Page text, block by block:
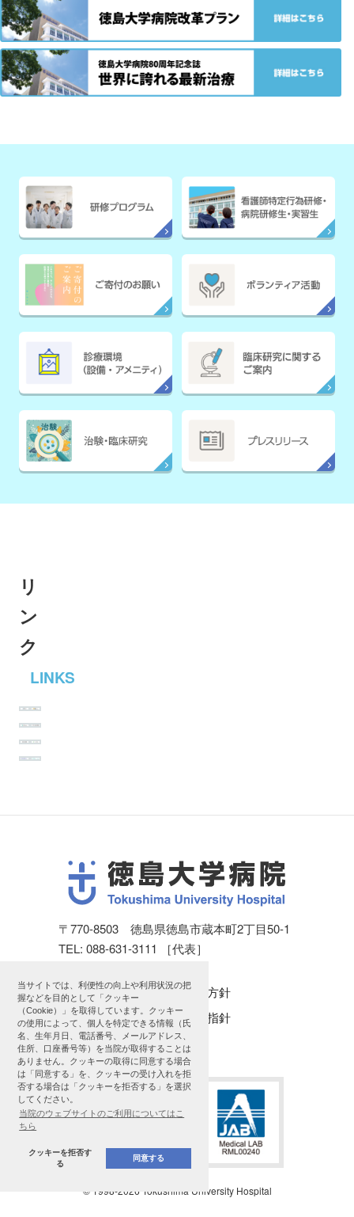
当サイトでは、利便性の向上や利用状況の把
握などを目的として「クッキー
（Cookie）」を取得しています。クッキー
の使用によって、個人を特定できる情報（氏
名、生年月日、電話番号、メールアドレス、
住所、口座番号等）を当院が取得することは
ありません。クッキーの取得に同意する場合
は「同意する」を、クッキーの受け入れを拒
否する場合は「クッキーを拒否する」を選択
してください。
当院のウェブサイトのご利用についてはこ
ちら
クッキーを拒否す
る
同意する
リ
ン
ク
LINKS
〒770-8503 徳島県徳島市蔵本町2丁目50-1
TEL: 088-631-3111 ［代表］
個人情報保護方針
公表に関する指針
サイトマップ
© 1998-2026 Tokushima University Hospital